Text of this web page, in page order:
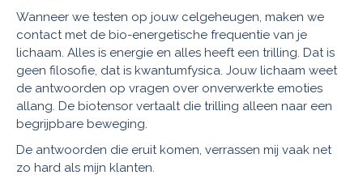
Wanneer we testen op jouw celgeheugen, maken we
contact met de bio-energetische frequentie van je
lichaam. Alles is energie en alles heeft een trilling. Dat is
geen filosofie, dat is kwantumfysica. Jouw lichaam weet
de antwoorden op vragen over onverwerkte emoties
allang. De biotensor vertaalt die trilling alleen naar een
begrijpbare beweging.
De antwoorden die eruit komen, verrassen mij vaak net
zo hard als mijn klanten.